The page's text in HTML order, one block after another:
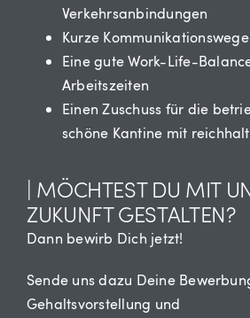
Verkehrsanbindungen
Kurze
Eine gute Work-Life-
Arbeitszeiten
Einen Zuschuss für die
schöne Kantine mit
| MÖCHTEST DU MIT
ZUKUNFT GESTALTEN?
Dann bewirb Dich jetzt!
Sende uns dazu Deine
Gehaltsvorstellung und